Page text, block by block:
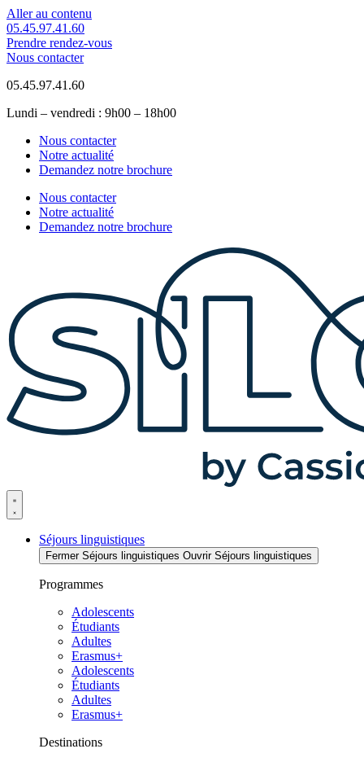
Aller au contenu
05.45.97.41.60
Prendre rendez-vous
Nous contacter
05.45.97.41.60
Lundi – vendredi : 9h00 – 18h00
Nous contacter
Notre actualité
Demandez notre brochure
Nous contacter
Notre actualité
Demandez notre brochure
Séjours linguistiques
Fermer Séjours linguistiques Ouvrir Séjours linguistiques
Programmes
Adolescents
Étudiants
Adultes
Erasmus+
Adolescents
Étudiants
Adultes
Erasmus+
Destinations